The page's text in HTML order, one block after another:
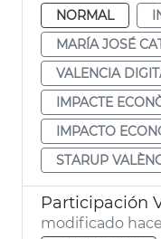
NORMAL
MARÍA JOSÉ
VALENCIA
IMPACTE
IMPACTO
STARUP
modificado